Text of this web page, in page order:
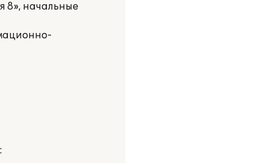
8», начальные